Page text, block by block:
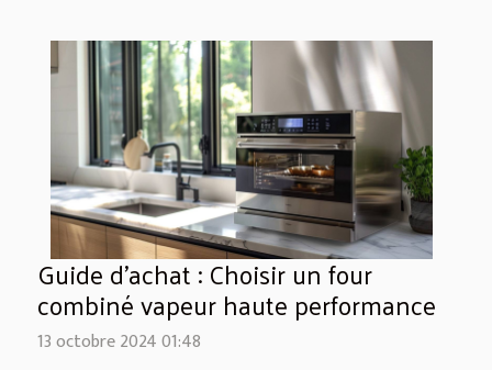
Guide d'achat : Choisir un four
combiné vapeur haute performance
13 octobre 2024 01:48